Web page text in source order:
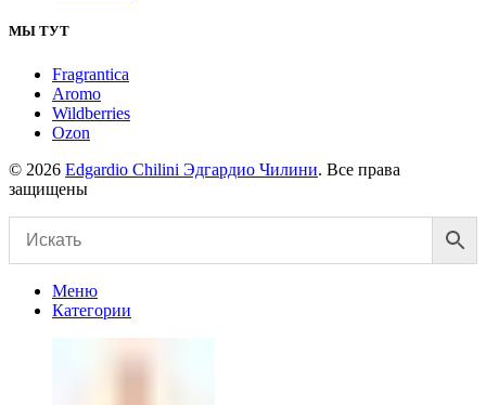
МЫ ТУТ
Fragrantica
Aromo
Wildberries
Ozon
© 2026 Edgardio Chilini Эдгардио Чилини. Все права
защищены
Меню
Категории